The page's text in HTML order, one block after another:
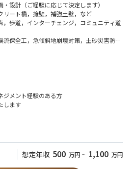
設計（ご経験に応じて決定します）
ート橋，擁壁，補強土壁，など
歩道，インターチェンジ，コミュニティ道
保全工，急傾斜地崩壊対策，土砂災害防止
設計，橋梁・道路構造物点検，耐震設計，
水管橋，緊急時給水拠点，など
，下水道管路更生，下水道管路施設及び処
，など
ジメント経験のある方
します
想定年収 500 万円 ~ 1,100 万円